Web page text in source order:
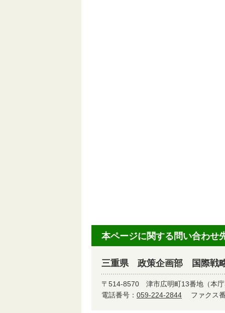
本ページに関する問い合わせ
三重県 政策企画部 国際戦
〒514-8570 津市広明町13番地（本
電話番号： 059-224-2844 ファクス